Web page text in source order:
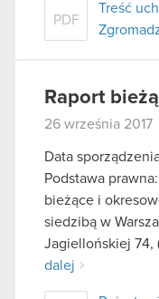
PDF
Treść
Raport
26 września 2017
Data
Podstawa
bieżące i
siedzibą w
Jagiellońskiej 74,
dalej